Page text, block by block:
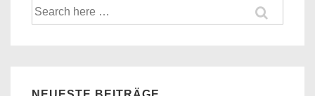
Suche
nach: